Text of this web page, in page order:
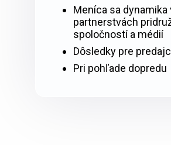
Meníca sa dynamika
partnerstvách
spoločností a médií
Dôsledky pre
Pri pohľade dopredu